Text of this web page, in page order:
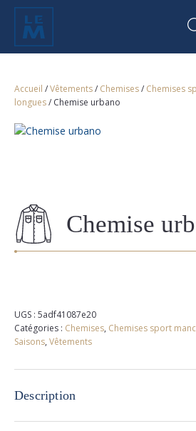
Accueil /Vêtements/ Chemises/ Chemises
longues/ Chemise urbano
Chemise
UGS : 5adf41087e20
Catégories : Chemises, Chemises sport
Saisons, Vêtements
Description